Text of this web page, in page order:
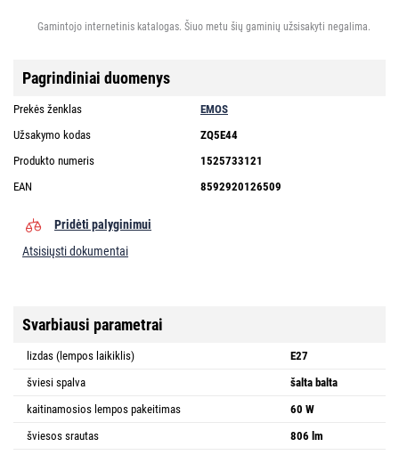
Gamintojo internetinis katalogas. Šiuo metu šių gaminių užsisakyti negalima.
Pagrindiniai duomenys
Prekės ženklas
EMOS
Užsakymo kodas
ZQ5E44
Produkto numeris
1525733121
EAN
8592920126509
Pridėti palyginimui
Atsisiųsti dokumentai
Svarbiausi parametrai
lizdas (lempos laikiklis)
E27
šviesi spalva
šalta balta
kaitinamosios lempos pakeitimas
60 W
šviesos srautas
806 lm